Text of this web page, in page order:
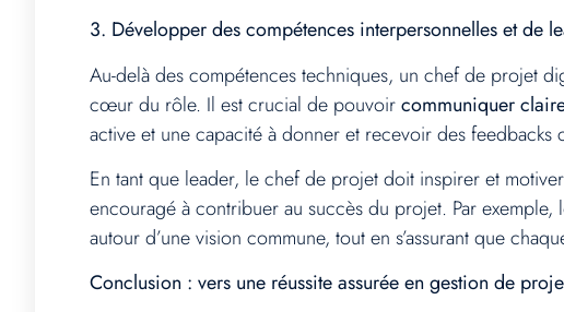
3. Développer des compétences interpersonnelles et
Au-delà des compétences techniques, un chef de projet
cœur du rôle. Il est crucial de pouvoircommuniquer
active et une capacité à donner et recevoir des
En tant que leader, le chef de projet doit inspirer et
encouragé à contribuer au succès du projet. Par
autour d’une vision commune, tout en s’assurant que
Conclusion : vers une réussite assurée en gestion de